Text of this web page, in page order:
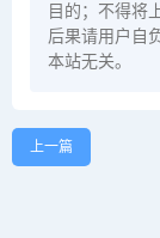
目的；不得将
后果请用户自
本站无关。
上一篇